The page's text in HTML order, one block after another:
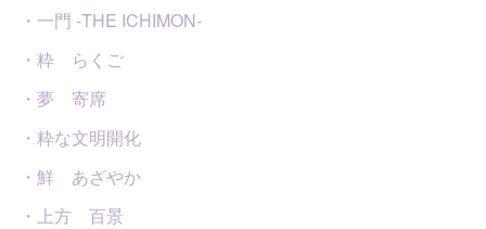
・一門 -THE ICHIMON-
・粋 らくご
・夢 寄席
・粋な文明開化
・鮮 あざやか
・上方 百景